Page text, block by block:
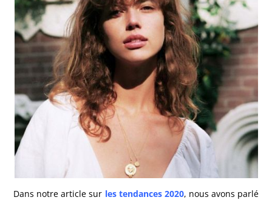
Dans notre article sur les tendances 2020, nous avons parlé